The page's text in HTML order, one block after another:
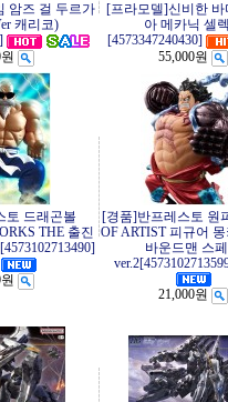
암즈 걸 두르가
캐리코)
[프라모델]신비한 바
아 메카닉 셀
[4573347240430]
55,000원
토 드래곤볼
THE 출진
[경품]반프레스토 원
OF ARTIST 피규어
바운드맨 스
21,000원